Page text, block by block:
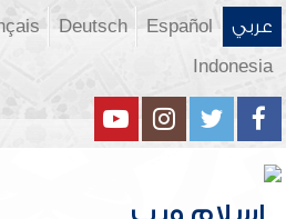
عربي Español
Deutsch
Indonesia